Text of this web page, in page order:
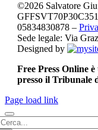
©2026Salvatore
05834830878 –
Sede legale: Via
Designed by
Free Press Online
presso il Tribunale
Page load link